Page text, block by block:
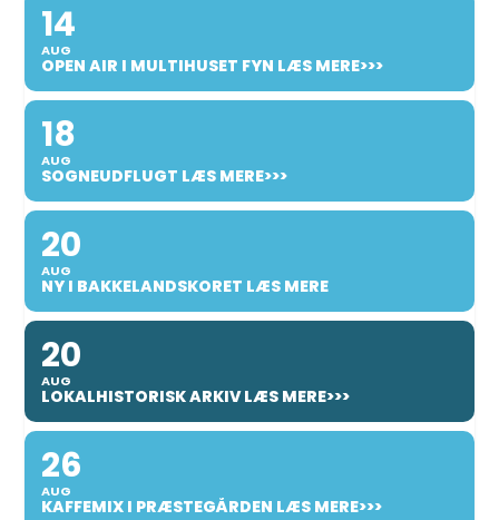
14
AUG
OPEN AIR I MULTIHUSET FYN LÆS MERE>>>
18
AUG
SOGNEUDFLUGT LÆS MERE>>>
20
AUG
NY I BAKKELANDSKORET LÆS MERE
20
AUG
LOKALHISTORISK ARKIV LÆS MERE>>>
26
AUG
KAFFEMIX I PRÆSTEGÅRDEN LÆS MERE>>>